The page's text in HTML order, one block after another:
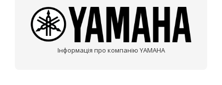
Інформація про компанію YAMAHA